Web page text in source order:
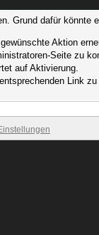
Grund dafür könnte
Aktion
Seite zu
auf Aktivierung.
Link zu